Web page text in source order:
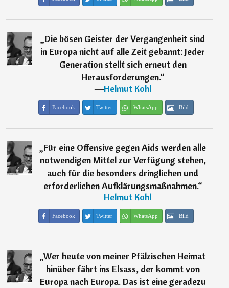
„Die bösen Geister der Vergangenheit sind
in Europa nicht auf alle Zeit gebannt: Jeder
Generation stellt sich erneut den
Herausforderungen.“
―Helmut Kohl
Facebook Twitter WhatsApp Bild
„Für eine Offensive gegen Aids werden alle
notwendigen Mittel zur Verfügung stehen,
auch für die besonders dringlichen und
erforderlichen Aufklärungsmaßnahmen.“
―Helmut Kohl
Facebook Twitter WhatsApp Bild
„Wer heute von meiner Pfälzischen Heimat
hinüber fährt ins Elsass, der kommt von
Europa nach Europa. Das ist eine geradezu